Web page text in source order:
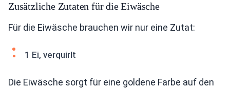
Zusätzliche Zutaten für die Eiwäsche
Für die Eiwäsche brauchen wir nur eine Zutat:
1 Ei, verquirlt
Die Eiwäsche sorgt für eine goldene Farbe auf den